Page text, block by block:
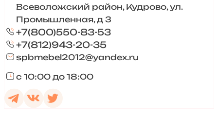
Всеволожский район, Кудрово, ул.
Промышленная, д 3
+7(800)550-83-53
+7(812)943-20-35
spbmebel2012@yandex.ru
с 10:00 до 18:00